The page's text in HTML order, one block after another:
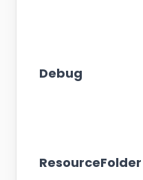
Debug
ResourceFolder